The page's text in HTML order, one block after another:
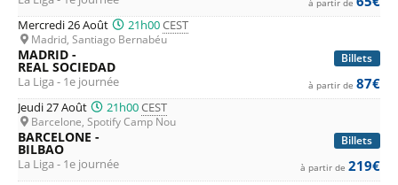
Mercredi 26 Août 21h00CEST
Madrid, Santiago Bernabéu
Billets
MADRID -
REAL SOCIEDAD
La Liga - 1e journée à partir de 87€
Jeudi 27 Août 21h00CEST
Barcelone, Spotify Camp Nou
Billets
BARCELONE -
BILBAO
La Liga - 1e journée à partir de 219€